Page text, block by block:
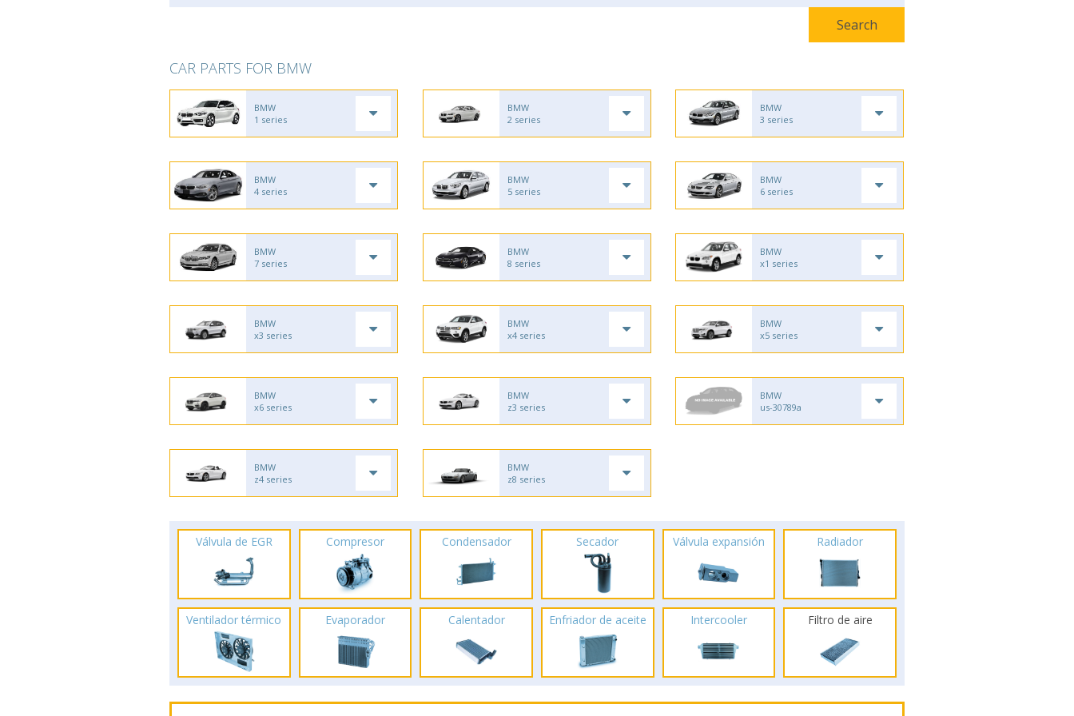
CAR PARTS FOR BMW
BMW
1 series
BMW
2 series
BMW
3 series
BMW
4 series
BMW
5 series
BMW
6 series
BMW
7 series
BMW
8 series
BMW
x1 series
BMW
x3 series
BMW
x4 series
BMW
x5 series
BMW
x6 series
BMW
z3 series
BMW
us-30789a
BMW
z4 series
BMW
z8 series
Válvula de EGR Compresor Condensador Secador Válvula expansión Radiador
Ventilador térmico Evaporador Calentador Enfriador de aceite Intercooler Filtro de aire